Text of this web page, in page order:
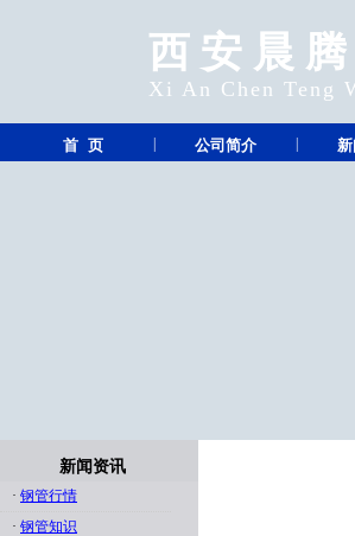
西安晨
Xi An Chen Teng
首 页 公司简介
新闻资讯
· 钢管行情
· 钢管知识